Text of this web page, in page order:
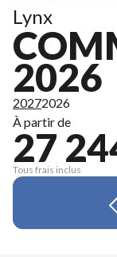
Lynx
2026
20272026
À partir de
27
Tous frais inclus